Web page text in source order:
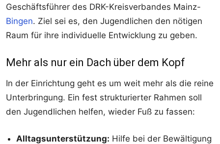
Geschäftsführer des DRK-Kreisverbandes Mainz-
Bingen. Ziel sei es, den Jugendlichen den nötigen
Raum für ihre individuelle Entwicklung zu geben.
Mehr als nur ein Dach über dem Kopf
In der Einrichtung geht es um weit mehr als die reine
Unterbringung. Ein fest strukturierter Rahmen soll
den Jugendlichen helfen, wieder Fuß zu fassen:
Alltagsunterstützung: Hilfe bei der Bewältigung